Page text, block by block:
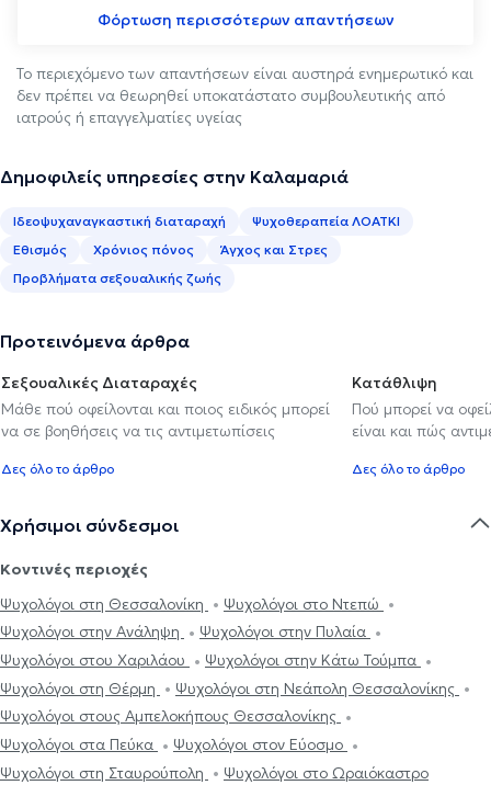
Φόρτωση περισσότερων απαντήσεων
Το περιεχόμενο των απαντήσεων είναι αυστηρά ενημερωτικό και
δεν πρέπει να θεωρηθεί υποκατάστατο συμβουλευτικής από
ιατρούς ή επαγγελματίες υγείας
Δημοφιλείς υπηρεσίες στην Καλαμαριά
Ιδεοψυχαναγκαστική διαταραχή
Ψυχοθεραπεία ΛΟΑΤΚΙ
Εθισμός
Χρόνιος πόνος
Άγχος και Στρες
Προβλήματα σεξουαλικής ζωής
Προτεινόμενα άρθρα
Σεξουαλικές Διαταραχές
Μάθε πού οφείλονται και ποιος ειδικός μπορεί
να σε βοηθήσεις να τις αντιμετωπίσεις
Δες όλο το άρθρο
Κατάθλιψη
Πού μπορεί να
είναι και πώς
Δες όλο το άρθρο
Χρήσιμοι σύνδεσμοι
Κοντινές περιοχές
Ψυχολόγοι στη Θεσσαλονίκη
Ψυχολόγοι στο Ντεπώ
Ψυχολόγοι στην Ανάληψη
Ψυχολόγοι στην Πυλαία
Ψυχολόγοι στου Χαριλάου
Ψυχολόγοι στην Κάτω Τούμπα
Ψυχολόγοι στη Θέρμη
Ψυχολόγοι στη Νεάπολη Θεσσαλονίκης
Ψυχολόγοι στους Αμπελοκήπους Θεσσαλονίκης
Ψυχολόγοι στα Πεύκα
Ψυχολόγοι στον Εύοσμο
Ψυχολόγοι στη Σταυρούπολη
Ψυχολόγοι στο Ωραιόκαστρο